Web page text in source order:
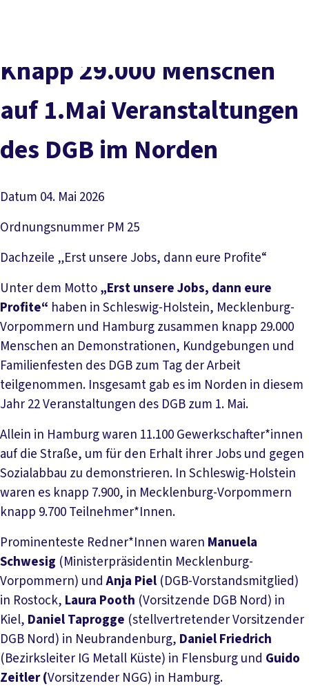
Service
Mitmachen
Knapp 29.000 Menschen
auf 1.Mai Veranstaltungen
des DGB im Norden
Datum 04. Mai 2026
Ordnungsnummer PM 25
Dachzeile „Erst unsere Jobs, dann eure Profite“
Unter dem Motto„Erst unsere Jobs, dann eure
Profite“ haben in Schleswig-Holstein, Mecklenburg-
Vorpommern und Hamburg zusammen knapp 29.000
Menschen an Demonstrationen, Kundgebungen und
Familienfesten des DGB zum Tag der Arbeit
teilgenommen. Insgesamt gab es im Norden in diesem
Jahr 22 Veranstaltungen des DGB zum 1. Mai.
Allein in Hamburg waren 11.100 Gewerkschafter*innen
auf die Straße, um für den Erhalt ihrer Jobs und gegen
Sozialabbau zu demonstrieren. In Schleswig-Holstein
waren es knapp 7.900, in Mecklenburg-Vorpommern
knapp 9.700 Teilnehmer*Innen.
Prominenteste Redner*Innen waren Manuela
Schwesig (Ministerpräsidentin Mecklenburg-
Vorpommern) undAnja Piel (DGB-Vorstandsmitglied)
in Rostock, Laura Pooth (Vorsitzende DGB Nord) in
Kiel, Daniel Taprogge (stellvertretender Vorsitzender
DGB Nord) in Neubrandenburg, Daniel Friedrich
(Bezirksleiter IG Metall Küste) in Flensburg und Guido
Zeitler (Vorsitzender NGG) in Hamburg.